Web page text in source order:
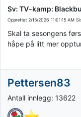
Sv: TV-kamp:
Opprettet 2/15/2026 11:01:15 AM
Skal ta sesongens
håpe på litt mer
Pettersen83
Antall innlegg: 13622